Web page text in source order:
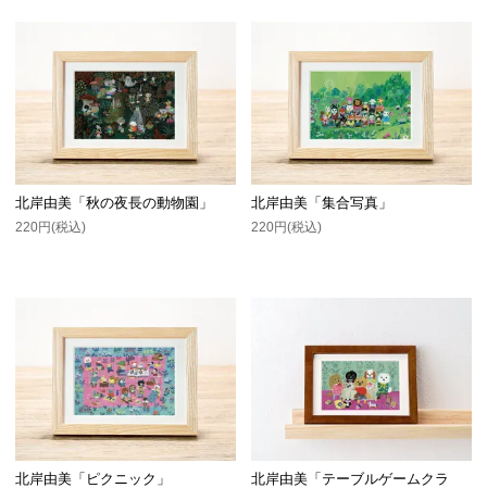
北岸由美「秋の夜長の動物園」
220円(税込)
北岸由美「集合写真」
220円(税込)
北岸由美「ピクニック」
北岸由美「テーブルゲームクラ